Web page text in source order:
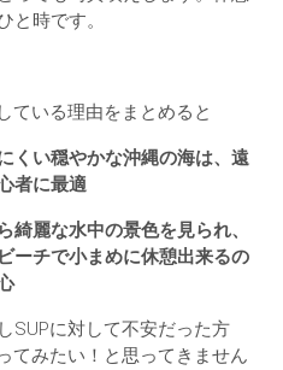
と時です。
ている理由をまとめると
くい穏やかな沖縄の海は、遠
者に最適
綺麗な水中の景色を見られ、
ーチで小まめに休憩出来るの
SUPに対して不安だった方
てみたい！と思ってきません